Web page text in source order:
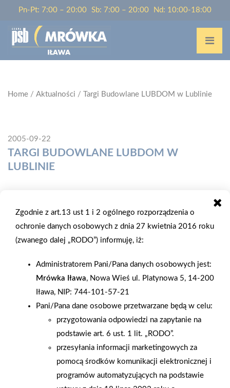
Pn-Pt: 7:00 – 20:00 Sb: 7:00 – 20:00 Nd: 10:00-18:00
Home / Aktualności / Targi Budowlane LUBDOM w Lublinie
2005-09-22
TARGI BUDOWLANE LUBDOM W
LUBLINIE
Budowlane - LUBDOM - jesień 2005 i VIII Lubelskie Targi
Energetyczne. Ponad 100 wystawców z regionu oraz zagranicy
zaprezentowało bogatą ofertę nie tylko materiałów i usług
gazowych i ciepłowniczych. Z bogatą ofertą wystąpiły również
spółdzielnie mieszkaniowe, developerzy, banki proponujące
ciekawą ofertę kredytów mieszkaniowych. Grupę PSB
reprezentowała firma z Lublina PT JUNIOR , która tradycyjnie
oprócz swojej oferty handlowej i jesiennej Promocji PSB
przedstawiała klientom program "Buduj Dom z PSB" połączony
z programem lojalnościowym "Budujacy Bonus". Klienci mogli
zapoznać się na stoisku z przygotowaną ofertą targową lub
skorzystać z zaproszenia do siedziby firmy już po zakończeniu
Zgodnie z art.13 ust 1 i 2 ogólnego rozporządzenia o
ochronie danych osobowych z dnia 27 kwietnia 2016 roku
(zwanego dalej „RODO”) informuję, iż:
Administratorem Pani/Pana danych osobowych jest:
Mrówka Iława, Nowa Wieś ul. Platynowa 5, 14-200
Iława, NIP: 744-101-57-21
Pani/Pana dane osobowe przetwarzane będą w celu:
przygotowania odpowiedzi na zapytanie na
podstawie art. 6 ust. 1 lit. „RODO”.
przesyłania informacji marketingowych za
pomocą środków komunikacji elektronicznej i
programów automatyzujących na podstawie